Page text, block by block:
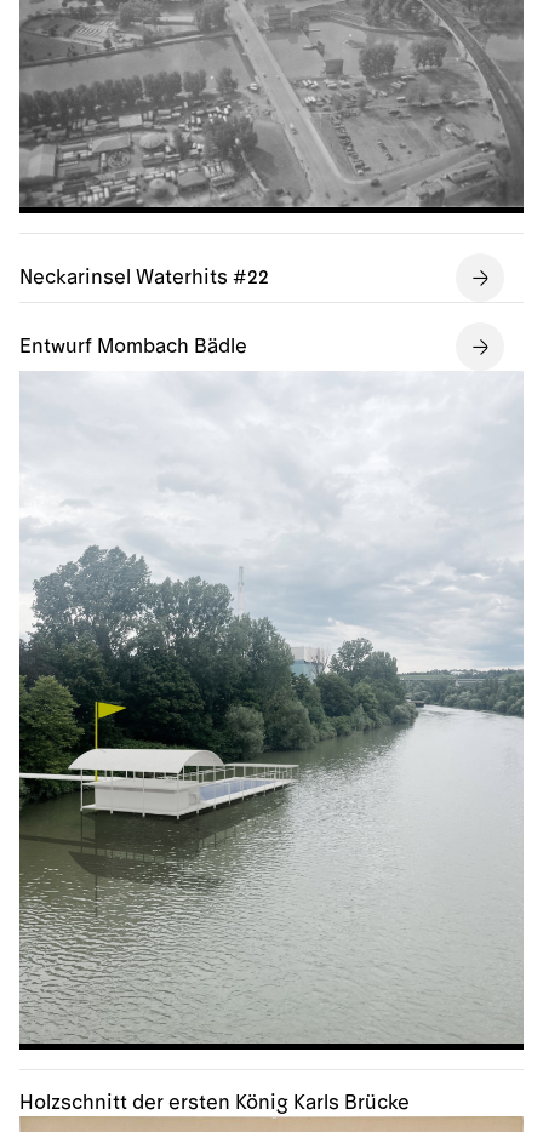
Neckarinsel Waterhits #22
Entwurf Mombach Bädle
Holzschnitt der ersten König Karls Brücke